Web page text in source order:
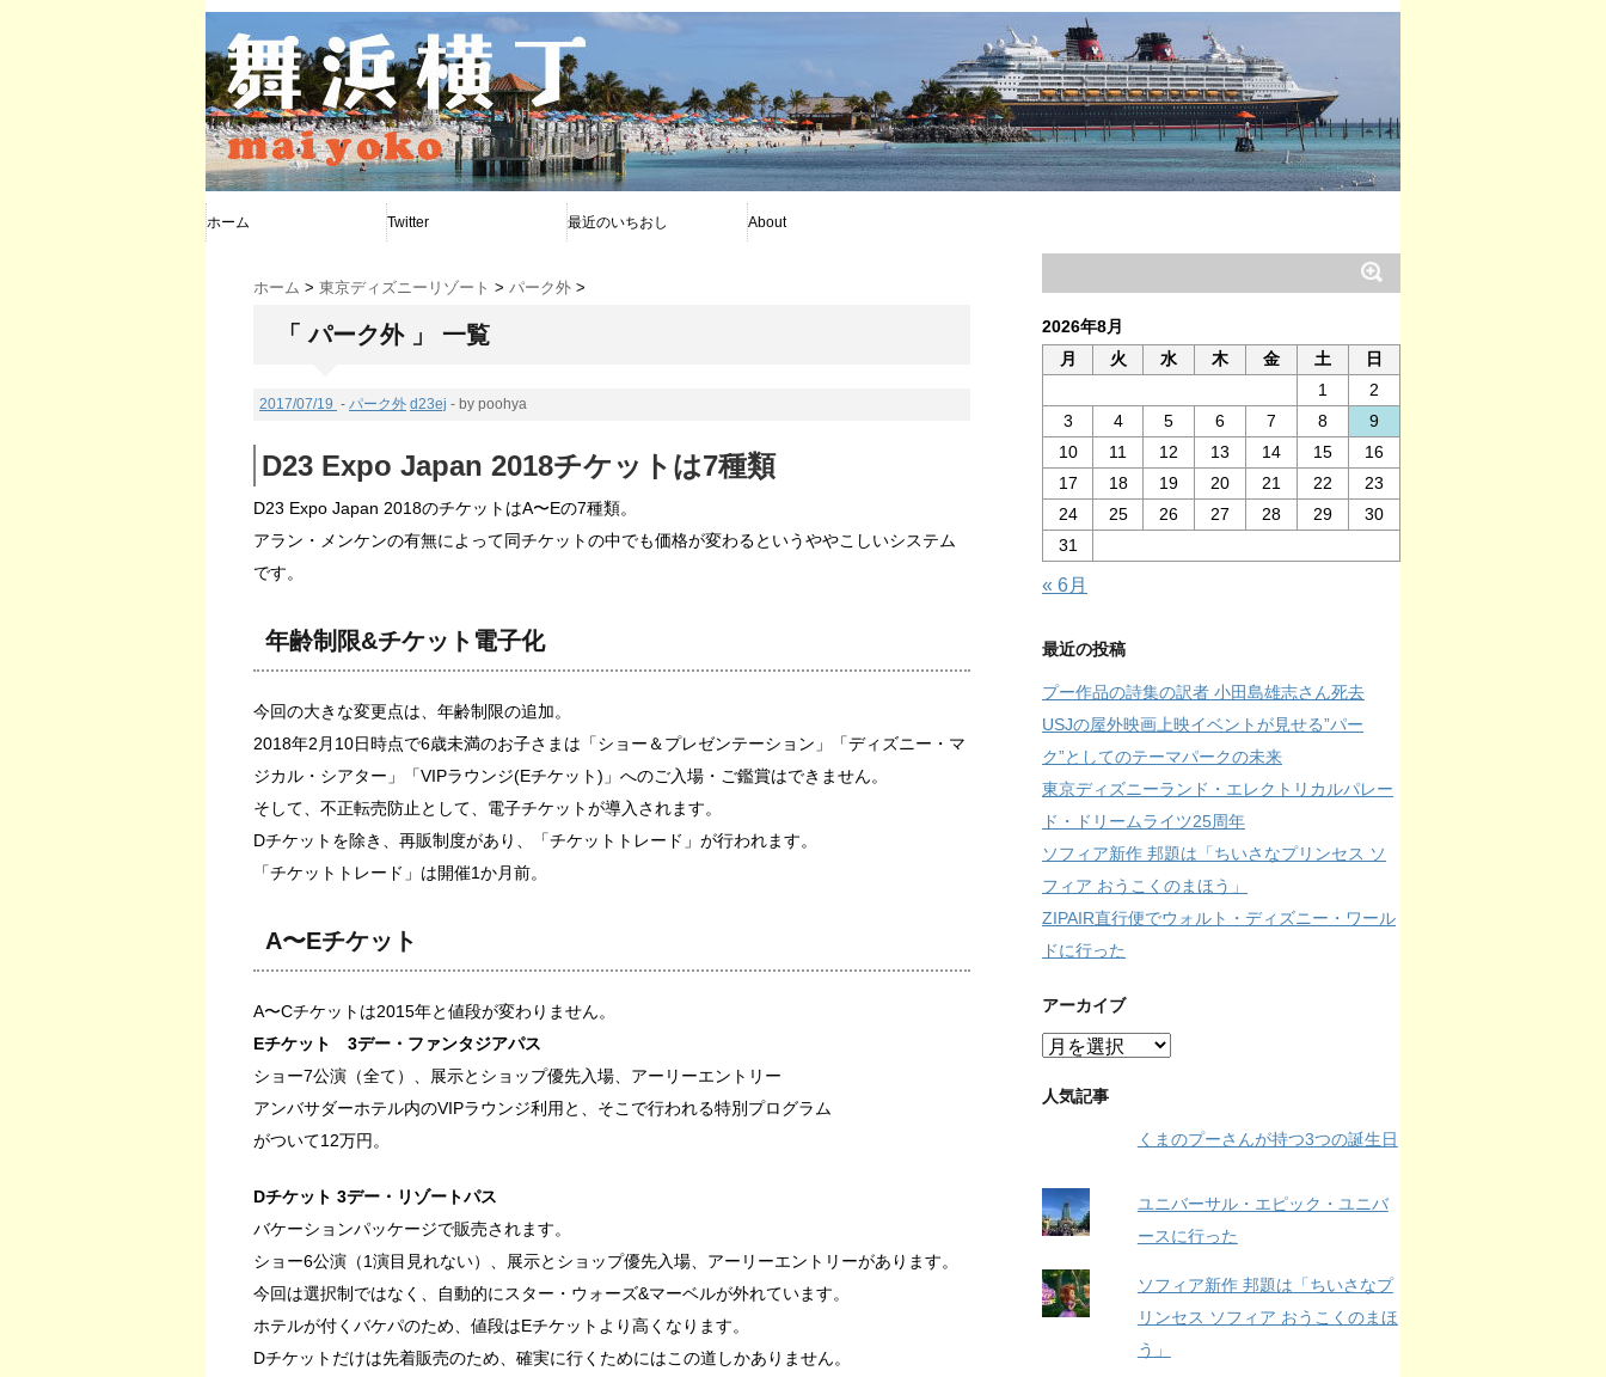
ホーム Twitter 最近のいちおし About
ホーム > 東京ディズニーリゾート > パーク外 >
「 パーク外 」 一覧
2017/07/19 - パーク外 d23ej - by poohya
D23 Expo Japan 2018チケットは7種類
D23 Expo Japan 2018のチケットはA〜Eの7種類。
アラン・メンケンの有無によって同チケットの中でも価格が変わるというややこしいシステム
です。
年齢制限&チケット電子化
今回の大きな変更点は、年齢制限の追加。
2018年2月10日時点で6歳未満のお子さまは「ショー＆プレゼンテーション」「ディズニー・マ
ジカル・シアター」「VIPラウンジ(Eチケット)」へのご入場・ご鑑賞はできません。
そして、不正転売防止として、電子チケットが導入されます。
Dチケットを除き、再販制度があり、「チケットトレード」が行われます。
「チケットトレード」は開催1か月前。
A〜Eチケット
A〜Cチケットは2015年と値段が変わりません。
Eチケット 3デー・ファンタジアパス
ショー7公演（全て）、展示とショップ優先入場、アーリーエントリー
アンバサダーホテル内のVIPラウンジ利用と、そこで行われる特別プログラム
がついて12万円。
Dチケット 3デー・リゾートパス
バケーションパッケージで販売されます。
ショー6公演（1演目見れない）、展示とショップ優先入場、アーリーエントリーがあります。
今回は選択制ではなく、自動的にスター・ウォーズ&マーベルが外れています。
ホテルが付くバケパのため、値段はEチケットより高くなります。
Dチケットだけは先着販売のため、確実に行くためにはこの道しかありません。
2026年8月
月
火 水 木 金 土
日
1
2
3
4 5 6 7 8
9
10
11 12 13 14 15
16
17
18 19 20 21 22
23
24
25 26 27 28 29
30
31
« 6月
最近の投稿
プー作品の詩集の訳者 小田島雄志さん死去
USJの屋外映画上映イベントが見せる”パー
ク”としてのテーマパークの未来
東京ディズニーランド・エレクトリカルパレー
ド・ドリームライツ25周年
ソフィア新作 邦題は「ちいさなプリンセス ソ
フィア おうこくのまほう」
ZIPAIR直行便でウォルト・ディズニー・ワール
ドに行った
アーカイブ
ア
カ
人気記事
くまのプーさんが持つ3つの誕生日
ユニバーサル・エピック・ユニバ
ースに行った
ソフィア新作 邦題は「ちいさなプ
リンセス ソフィア おうこくのまほ
う」